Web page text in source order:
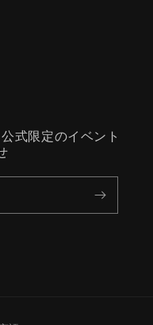
式限定のイベント